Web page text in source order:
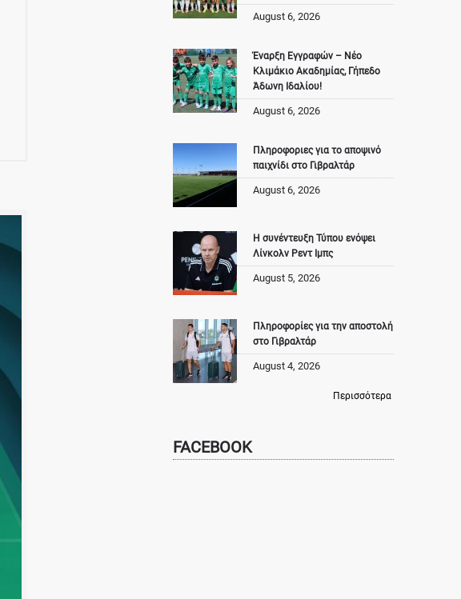
August 6, 2026
Έναρξη Εγγραφών – Νέο
Κλιμάκιο Ακαδημίας, Γήπεδο
Άδωνη Ιδαλίου!
August 6, 2026
Πληροφοριες για το αποψινό
παιχνίδι στο Γιβραλτάρ
August 6, 2026
Η συνέντευξη Τύπου ενόψει
Λίνκολν Ρεντ Ιμπς
August 5, 2026
Πληροφορίες για την αποστολή
στο Γιβραλτάρ
August 4, 2026
Περισσότερα
FACEBOOK